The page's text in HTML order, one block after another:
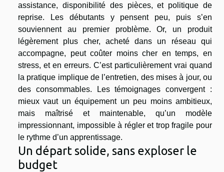
assistance, disponibilité des pièces, et politique de
reprise. Les débutants y pensent peu, puis s’en
souviennent au premier problème. Or, un produit
légèrement plus cher, acheté dans un réseau qui
accompagne, peut coûter moins cher en temps, en
stress, et en erreurs. C’est particulièrement vrai quand
la pratique implique de l’entretien, des mises à jour, ou
des consommables. Les témoignages convergent :
mieux vaut un équipement un peu moins ambitieux,
mais maîtrisé et maintenable, qu’un modèle
impressionnant, impossible à régler et trop fragile pour
le rythme d’un apprentissage.
Un départ solide, sans exploser le
budget